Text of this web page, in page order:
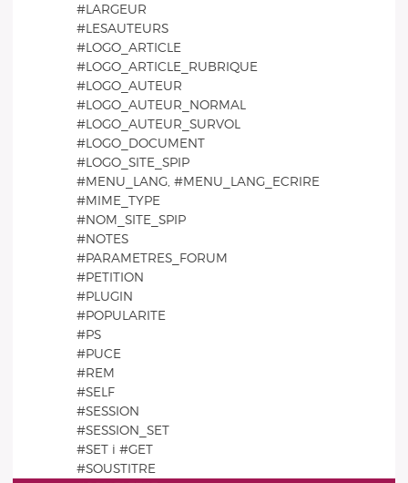
#LARGEUR
#LESAUTEURS
#LOGO_ARTICLE
#LOGO_ARTICLE_RUBRIQUE
#LOGO_AUTEUR
#LOGO_AUTEUR_NORMAL
#LOGO_AUTEUR_SURVOL
#LOGO_DOCUMENT
#LOGO_SITE_SPIP
#MENU_LANG, #MENU_LANG_ECRIRE
#MIME_TYPE
#NOM_SITE_SPIP
#NOTES
#PARAMETRES_FORUM
#PETITION
#PLUGIN
#POPULARITE
#PS
#PUCE
#REM
#SELF
#SESSION
#SESSION_SET
#SET i #GET
#SOUSTITRE